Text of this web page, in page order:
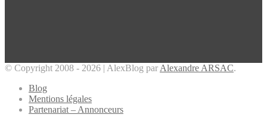
© Copyright 2008 - 2026 | AlexBlog par Alexandre ARSAC.
Blog
Mentions légales
Partenariat – Annonceurs